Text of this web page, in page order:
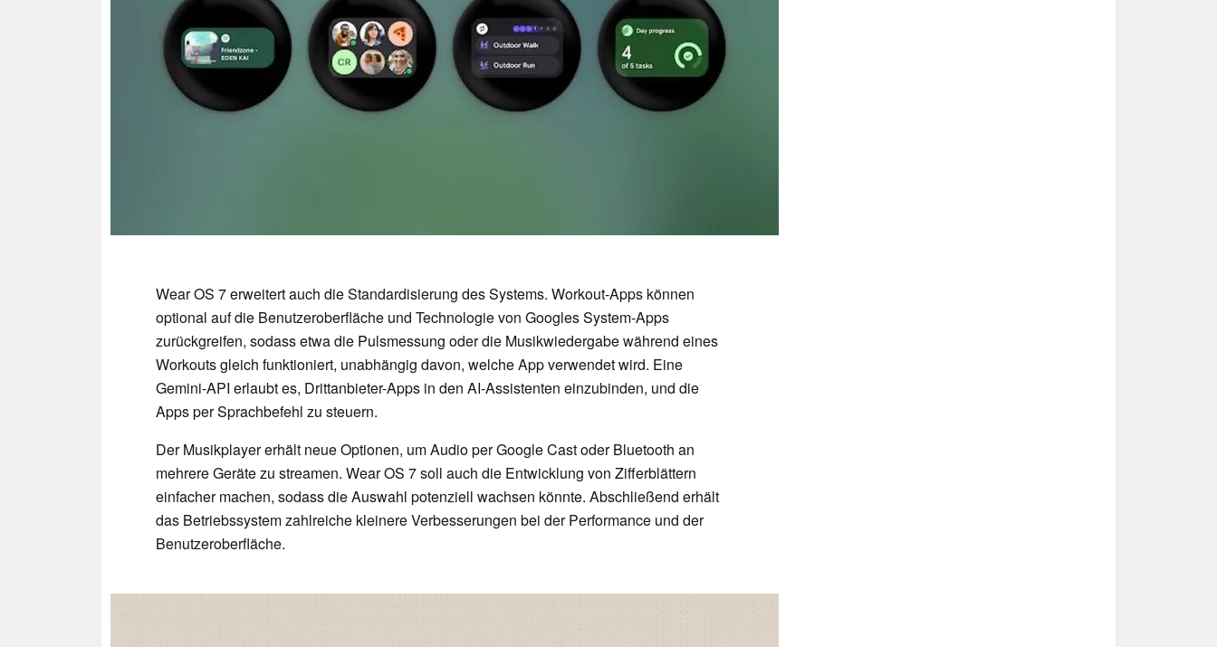
Wear OS 7 erweitert auch die Standardisierung des Systems. Workout-Apps können
optional auf die Benutzeroberfläche und Technologie von Googles System-Apps
zurückgreifen, sodass etwa die Pulsmessung oder die Musikwiedergabe während eines
Workouts gleich funktioniert, unabhängig davon, welche App verwendet wird. Eine
Gemini-API erlaubt es, Drittanbieter-Apps in den AI-Assistenten einzubinden, und die
Apps per Sprachbefehl zu steuern.
Der Musikplayer erhält neue Optionen, um Audio per Google Cast oder Bluetooth an
mehrere Geräte zu streamen. Wear OS 7 soll auch die Entwicklung von Zifferblättern
einfacher machen, sodass die Auswahl potenziell wachsen könnte. Abschließend erhält
das Betriebssystem zahlreiche kleinere Verbesserungen bei der Performance und der
Benutzeroberfläche.